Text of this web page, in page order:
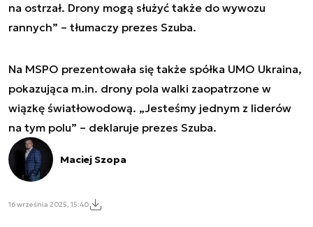
na ostrzał. Drony mogą służyć także do wywozu
rannych” – tłumaczy prezes Szuba.
Na MSPO prezentowała się także spółka UMO Ukraina,
pokazująca m.in. drony pola walki zaopatrzone w
wiązkę światłowodową. „Jesteśmy jednym z liderów
na tym polu” – deklaruje prezes Szuba.
Maciej Szopa
16 września 2025, 15:40